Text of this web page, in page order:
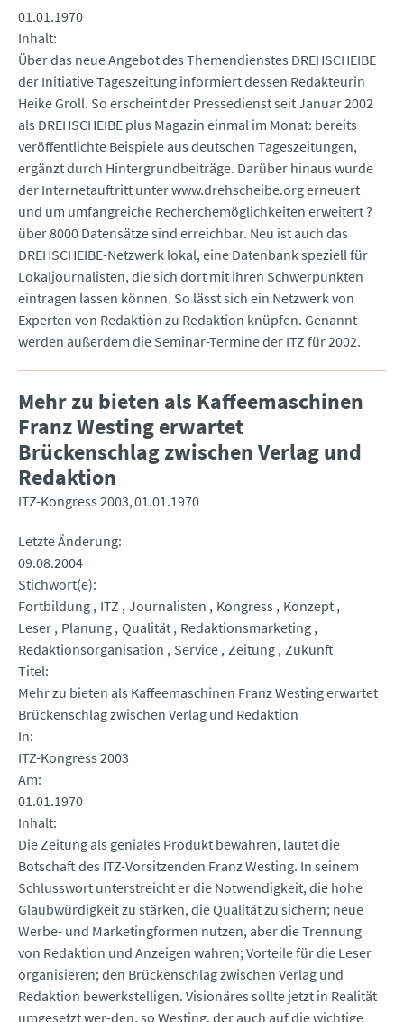
01.01.1970
Inhalt
Über das neue Angebot des Themendienstes DREHSCHEIBE
der Initiative Tageszeitung informiert dessen Redakteurin
Heike Groll. So erscheint der Pressedienst seit Januar 2002
als DREHSCHEIBE plus Magazin einmal im Monat: bereits
veröffentlichte Beispiele aus deutschen Tageszeitungen,
ergänzt durch Hintergrundbeiträge. Darüber hinaus wurde
der Internetauftritt unter www.drehscheibe.org erneuert
und um umfangreiche Recherchemöglichkeiten erweitert ?
über 8000 Datensätze sind erreichbar. Neu ist auch das
DREHSCHEIBE-Netzwerk lokal, eine Datenbank speziell für
Lokaljournalisten, die sich dort mit ihren Schwerpunkten
eintragen lassen können. So lässt sich ein Netzwerk von
Experten von Redaktion zu Redaktion knüpfen. Genannt
werden außerdem die Seminar-Termine der ITZ für 2002.
Mehr zu bieten als Kaffeemaschinen
Franz Westing erwartet
Brückenschlag zwischen Verlag und
Redaktion
ITZ-Kongress 2003 01.01.1970
Letzte Änderung
09.08.2004
Stichwort(e)
Fortbildung ITZ Journalisten Kongress
Konzept
Leser Planung Qualität Redaktionsmarketing
Redaktionsorganisation
Service Zeitung Zukunft
Titel
Mehr zu bieten als Kaffeemaschinen Franz Westing erwartet
Brückenschlag zwischen Verlag und Redaktion
In
ITZ-Kongress 2003
Am
01.01.1970
Inhalt
Die Zeitung als geniales Produkt bewahren, lautet die
Botschaft des ITZ-Vorsitzenden Franz Westing. In seinem
Schlusswort unterstreicht er die Notwendigkeit, die hohe
Glaubwürdigkeit zu stärken, die Qualität zu sichern; neue
Werbe- und Marketingformen nutzen, aber die Trennung
von Redaktion und Anzeigen wahren; Vorteile für die Leser
organisieren; den Brückenschlag zwischen Verlag und
Redaktion bewerkstelligen. Visionäres sollte jetzt in Realität
umgesetzt wer-den, so Westing, der auch auf die wichtige